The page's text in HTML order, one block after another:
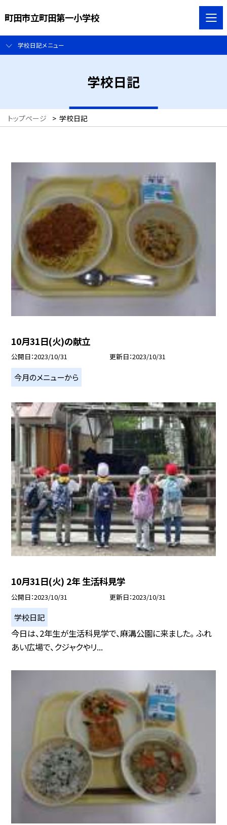
町田市立町田第一小学校
学校日記メニュー
学校日記
トップページ > 学校日記
10月31日(火)の献立
公開日 2023/10/31 更新日 2023/10/31
今月のメニューから
10月31日(火) 2年 生活科見学
公開日 2023/10/31 更新日 2023/10/31
学校日記
今日は、2年生が生活科見学で、麻溝公園に来ました。 ふれ
あい広場で、クジャクやリ...